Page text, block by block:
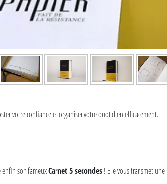
votre confiance et organiser votre quotidien efficacement.
enfin son fameuxCarnet 5 secondes! Elle vous transmet